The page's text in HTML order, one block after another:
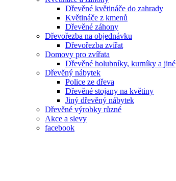
Dřevěné květináče do zahrady
Květináče z kmenů
Dřevěné záhony
Dřevořezba na objednávku
Dřevořezba zvířat
Domovy pro zvířata
Dřevěné holubníky, kurníky a jiné
Dřevěný nábytek
Police ze dřeva
Dřevěné stojany na květiny
Jiný dřevěný nábytek
Dřevěné výrobky různé
Akce a slevy
facebook